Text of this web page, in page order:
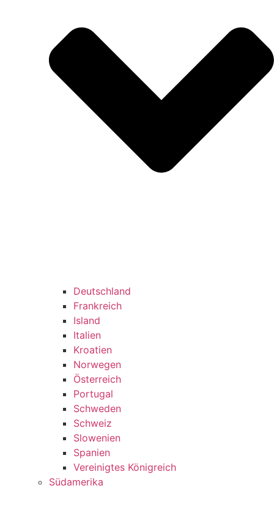
Deutschland
Frankreich
Island
Italien
Kroatien
Norwegen
Österreich
Portugal
Schweden
Schweiz
Slowenien
Spanien
Vereinigtes Königreich
Südamerika